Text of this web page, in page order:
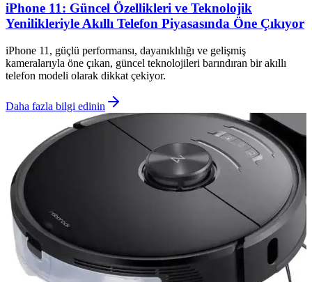
iPhone 11: Güncel Özellikleri ve Teknolojik
Yenilikleriyle Akıllı Telefon Piyasasında Öne Çıkıyor
iPhone 11, güçlü performansı, dayanıklılığı ve gelişmiş
kameralarıyla öne çıkan, güncel teknolojileri barındıran bir akıllı
telefon modeli olarak dikkat çekiyor.
Daha fazla bilgi edinin